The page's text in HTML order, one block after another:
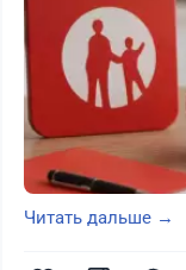
Читать дальше →